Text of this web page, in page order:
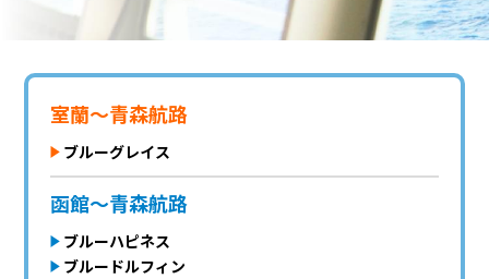
室蘭〜青森航路
ブルーグレイス
函館～青森航路
ブルーハピネス
ブルードルフィン